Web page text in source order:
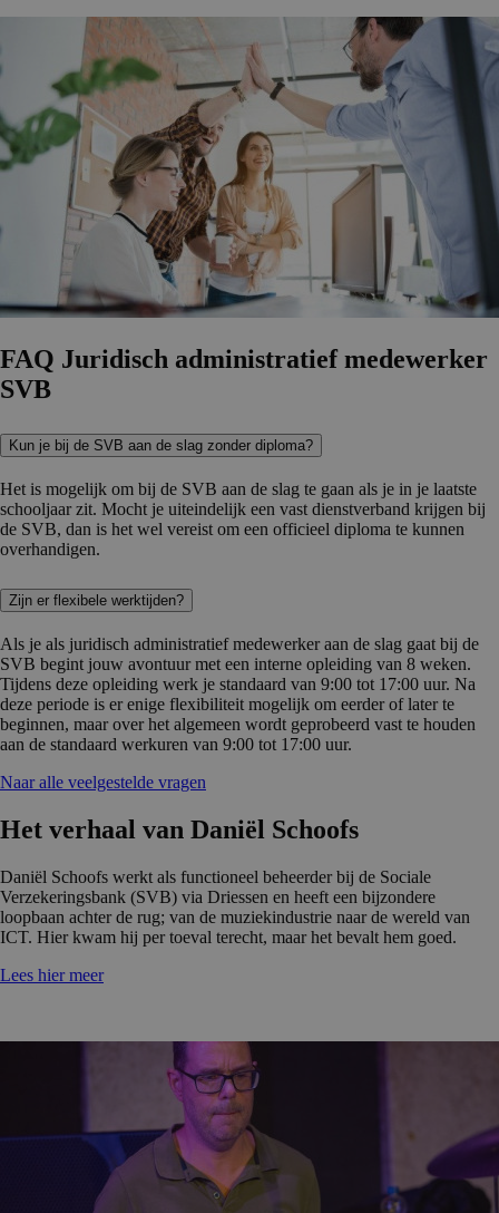
FAQ Juridisch administra­tief medewerker
SVB
Kun je bij de SVB aan de slag zonder diploma?
Het is mogelijk om bij de SVB aan de slag te gaan als je in je laatste
schooljaar zit. Mocht je uiteindelijk een vast dienstverband krijgen bij
de SVB, dan is het wel vereist om een officieel diploma te kunnen
overhandigen.
Zijn er flexibele werktijden?
Als je als juridisch administratief medewerker aan de slag gaat bij de
SVB begint jouw avontuur met een interne opleiding van 8 weken.
Tijdens deze opleiding werk je standaard van 9:00 tot 17:00 uur. Na
deze periode is er enige flexibiliteit mogelijk om eerder of later te
beginnen, maar over het algemeen wordt geprobeerd vast te houden
aan de standaard werkuren van 9:00 tot 17:00 uur.
Naar alle veelgestelde vragen
Het verhaal van Daniël Schoofs
Daniël Schoofs werkt als functioneel beheerder bij de Sociale
Verzekeringsbank (SVB) via Driessen en heeft een bijzondere
loopbaan achter de rug; van de muziekindustrie naar de wereld van
ICT. Hier kwam hij per toeval terecht, maar het bevalt hem goed.
Lees hier meer